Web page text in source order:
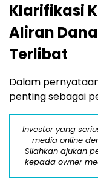
Klarifikasi
Aliran
Terlibat
Dalam
penting sebagai
Investor yang
media online
Silahkan ajukan
kepada owner